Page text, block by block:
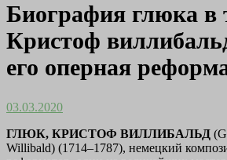
Биография глюка в
Кристоф
его оперная
03.03.2020
ГЛЮК, КРИСТОФ ВИЛЛИБАЛЬД
Willibald) (1714–1787), немецкий